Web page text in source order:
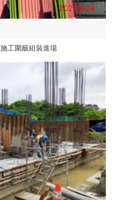
工圍籬組裝進場